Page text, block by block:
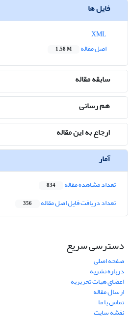
فایل ها
اصل مقاله
1.58 M
سابقه مقاله
هم رسانی
ارجاع به این مقاله
آمار
تعداد مشاهده مقاله 834
تعداد دریافت فایل اصل مقاله 356
دسترسی سریع
صفحه اصلی
درباره نشریه
اعضای هیات تحریریه
ارسال مقاله
تماس با ما
نقشه سایت